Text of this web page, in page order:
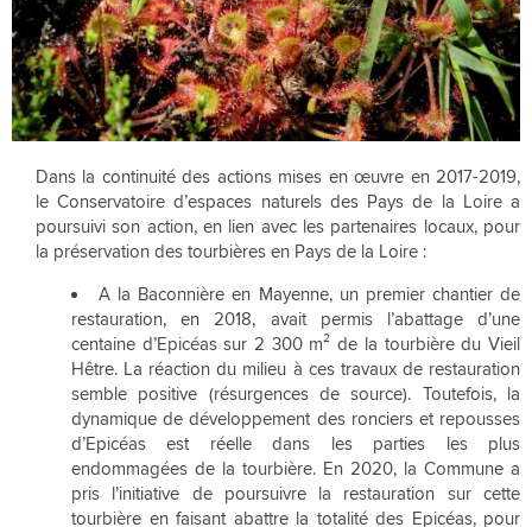
Dans la continuité des actions mises en œuvre en 2017-2019,
le Conservatoire d’espaces naturels des Pays de la Loire a
poursuivi son action, en lien avec les partenaires locaux, pour
la préservation des tourbières en Pays de la Loire :
A la Baconnière en Mayenne, un premier chantier de
restauration, en 2018, avait permis l’abattage d’une
centaine d’Epicéas sur 2 300 m² de la tourbière du Vieil
Hêtre. La réaction du milieu à ces travaux de restauration
semble positive (résurgences de source). Toutefois, la
dynamique de développement des ronciers et repousses
d’Epicéas est réelle dans les parties les plus
endommagées de la tourbière. En 2020, la Commune a
pris l’initiative de poursuivre la restauration sur cette
tourbière en faisant abattre la totalité des Epicéas, pour